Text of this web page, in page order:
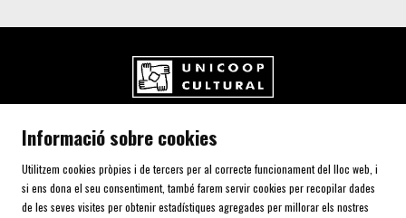
Carrer de l'Aurora, 80 (Plaça de Cal Font)
Telf. 93 805 00 75
Informació sobre cookies
Utilitzem cookies pròpies i de tercers per al correcte funcionament del lloc web, i
si ens dona el seu consentiment, també farem servir cookies per recopilar dades
de les seves visites per obtenir estadístiques agregades per millorar els nostres